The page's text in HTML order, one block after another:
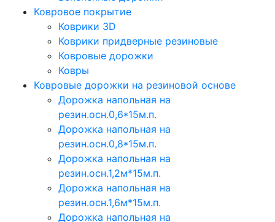
Ковровое покрытие
Коврики 3D
Коврики придверные резиновые
Ковровые дорожки
Ковры
Ковровые дорожки на резиновой основе
Дорожка напольная на
резин.осн.0,6*15м.п.
Дорожка напольная на
резин.осн.0,8*15м.п.
Дорожка напольная на
резин.осн.1,2м*15м.п.
Дорожка напольная на
резин.осн.1,6м*15м.п.
Дорожка напольная на